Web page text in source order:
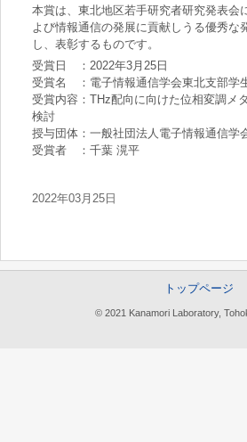
本賞は、東北地区若手研究者研究発表会
よび情報通信の発展に貢献しうる優秀な
し、表彰するものです。
受賞日 ：2022年3月25日
受賞名 ：電子情報通信学会東北支部学
受賞内容：THz配向に向けた位相変調メ
検討
授与団体：一般社団法人電子情報通信学
受賞者 ：千葉 滉平
2022年03月25日
トップページ
© 2021 Kanamori Laboratory,